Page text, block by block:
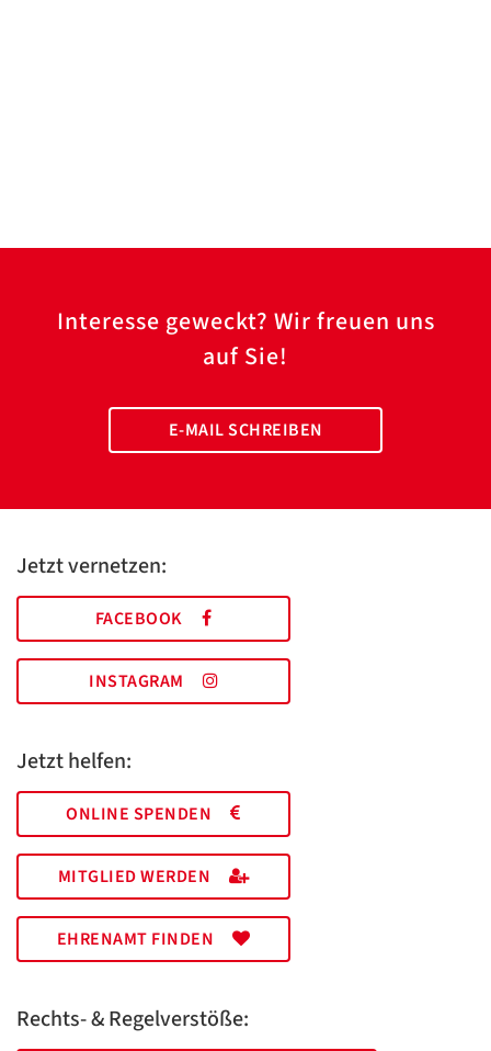
Interesse geweckt? Wir freuen uns
auf Sie!
E-MAIL SCHREIBEN
Jetzt vernetzen:
FACEBOOK
INSTAGRAM
Jetzt helfen:
ONLINE SPENDEN
MITGLIED WERDEN
EHRENAMT FINDEN
Rechts- & Regelverstöße: